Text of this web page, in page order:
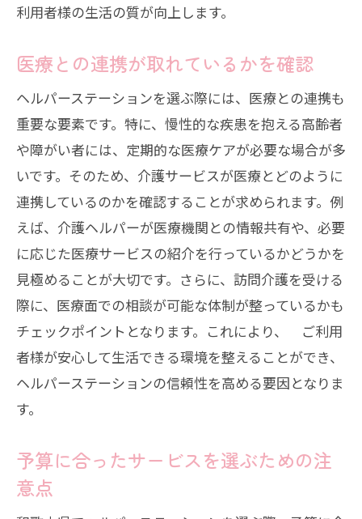
利用者様の生活の質が向上します。
医療との連携が取れているかを確認
ヘルパーステーションを選ぶ際には、医療との連携も
重要な要素です。特に、慢性的な疾患を抱える高齢者
や障がい者には、定期的な医療ケアが必要な場合が多
いです。そのため、介護サービスが医療とどのように
連携しているのかを確認することが求められます。例
えば、介護ヘルパーが医療機関との情報共有や、必要
に応じた医療サービスの紹介を行っているかどうかを
見極めることが大切です。さらに、訪問介護を受ける
際に、医療面での相談が可能な体制が整っているかも
チェックポイントとなります。これにより、 ご利用
者様が安心して生活できる環境を整えることができ、
ヘルパーステーションの信頼性を高める要因となりま
す。
予算に合ったサービスを選ぶための注
意点